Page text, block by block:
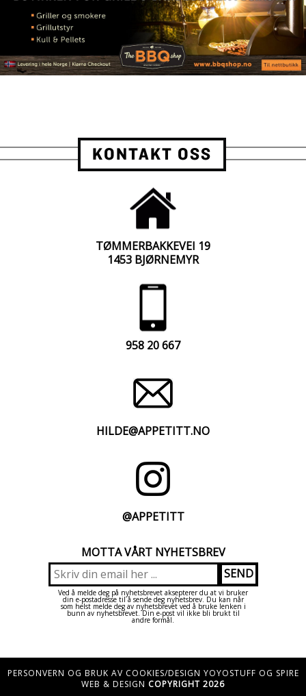
KONTAKT OSS
TØMMERBAKKEVEI 19
1453 BJØRNEMYR
958 20 667
HILDE@APPETITT.NO
@APPETITT
MOTTA VÅRT NYHETSBREV
Ved å melde deg på nyhetsbrevet aksepterer du at vi bruker
din e-postadresse til å sende deg nyhetsbrev. Du kan når
som helst melde deg av nyhetsbrevet ved å bruke lenken i
bunn av nyhetsbrevet. Din e-post vil ikke bli brukt til
andre formål.
PERSONVERN OG BRUK AV COOKIES/DESIGN YOYOSTUFF OG SPIRE
WEB & DESIGN COPYRIGHT 2026